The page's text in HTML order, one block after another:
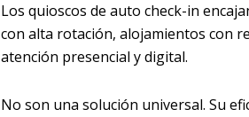
Los quioscos de auto check-in
con alta rotación, alojamientos con
atención presencial y digital.
No son una solución universal. Su